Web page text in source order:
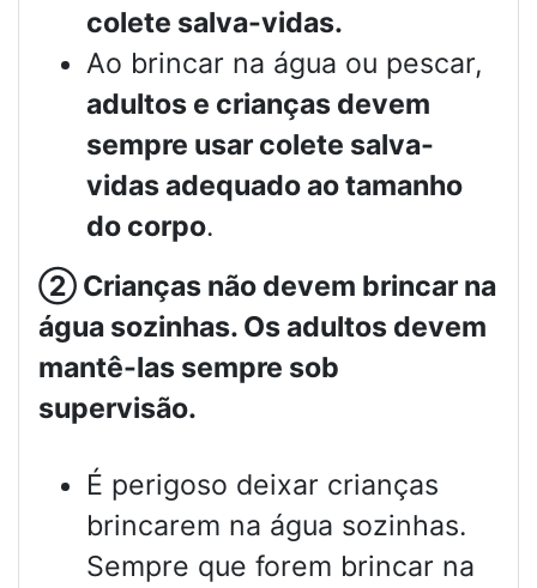
colete salva-vidas.
Ao brincar na água ou pescar,
adultos e crianças devem
sempre usar colete salva-
vidas adequado ao tamanho
do corpo.
② Crianças não devem brincar na
água sozinhas. Os adultos devem
mantê-las sempre sob
supervisão.
É perigoso deixar crianças
brincarem na água sozinhas.
Sempre que forem brincar na